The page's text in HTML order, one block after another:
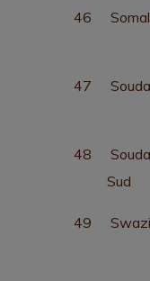
46
47
48
Sud
49